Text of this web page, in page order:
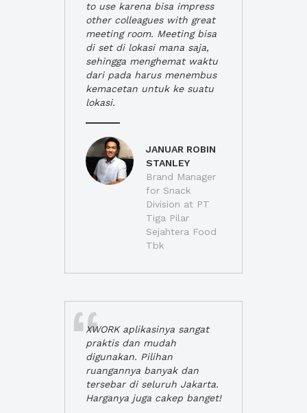
to use karena bisa impress
other colleagues with great
meeting room. Meeting bisa
di set di lokasi mana saja,
sehingga menghemat waktu
dari pada harus menembus
kemacetan untuk ke suatu
lokasi.
JANUAR ROBIN
STANLEY
Brand Manager
for Snack
Division at PT
Tiga Pilar
Sejahtera Food
Tbk
XWORK aplikasinya sangat
praktis dan mudah
digunakan. Pilihan
ruangannya banyak dan
tersebar di seluruh Jakarta.
Harganya juga cakep banget!